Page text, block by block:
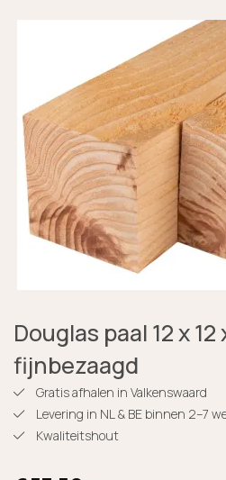
Douglas paal 12 x
fijnbezaagd
Gratis afhalen in Valkenswaard
Levering in NL & BE binnen 2–7
Kwaliteitshout